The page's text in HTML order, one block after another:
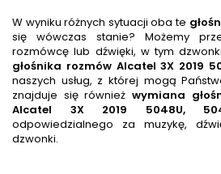
W wyniku różnych sytuacji oba te
się wówczas stanie? Możemy
rozmówcę lub dźwięki, w tym
głośnika rozmów Alcatel 3X 2019
naszych usług, z której mogą
znajduje się również wymiana
Alcatel 3X 2019 5048U,
odpowiedzialnego za muzykę,
dzwonki.